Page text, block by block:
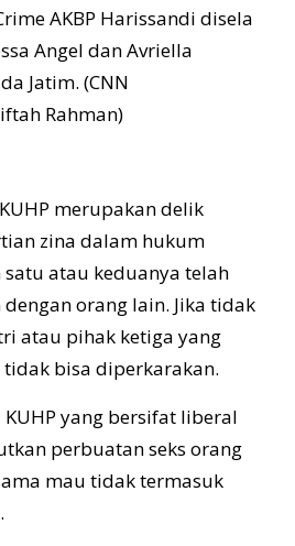
AKBP Harissandi disela
Angel dan Avriella
Jatim. (CNN
Rahman)
merupakan delik
zina dalam hukum
atau keduanya telah
orang lain. Jika tidak
atau pihak ketiga yang
bisa diperkarakan.
yang bersifat liberal
perbuatan seks orang
mau tidak termasuk